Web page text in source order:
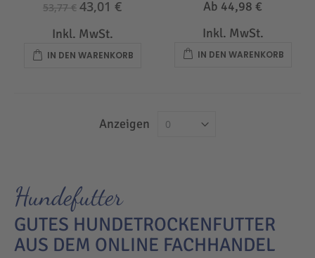
53,77 € 43,01 €
Inkl. MwSt.
IN DEN WARENKORB
Ab 44,98 €
Inkl. MwSt.
IN DEN WARENKORB
Anzeigen
Hundefutter
GUTES HUNDETROCKENFUTTER
AUS DEM ONLINE FACHHANDEL